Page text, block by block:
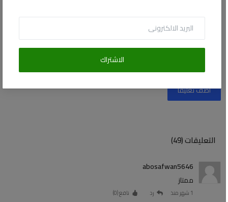
الاشتراك
أضف تعليقا
التعليقات (49)
abosafwan5646
ممتاز
رد نافع (0
)